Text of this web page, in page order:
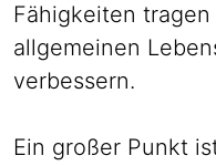
Fähigkeiten
allgemeinen
verbessern.
Ein großer Punkt